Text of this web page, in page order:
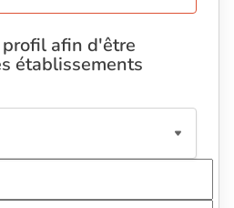
afin d'être
établissements